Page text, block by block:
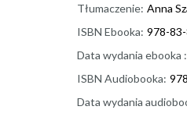
Tłumaczenie: Anna
ISBN Ebooka: 978-
Data wydania ebooka :
ISBN Audiobooka:
Data wydania